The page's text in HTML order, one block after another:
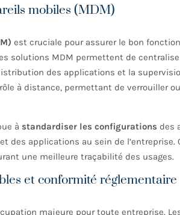
mobiles (MDM)
est cruciale pour assurer le bon
solutions MDM permettent de
des applications et la
à distance, permettant de verrouiller
à standardiser les configurations des
des applications au sein de
une meilleure traçabilité des usages.
et conformité réglementaire
majeure pour toute entreprise.